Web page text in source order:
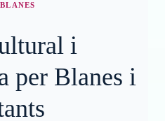
BLANES
i
per Blanes i